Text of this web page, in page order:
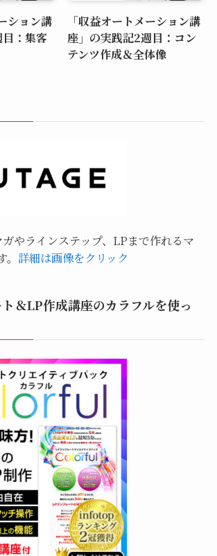
ション講
：集客
「収益オートメーション講
座」の実践記2週目：コン
テンツ作成＆全体像
やラインステップ、LPまで作れるマ
詳細は画像をクリック
＆LP作成講座のカラフルを使っ